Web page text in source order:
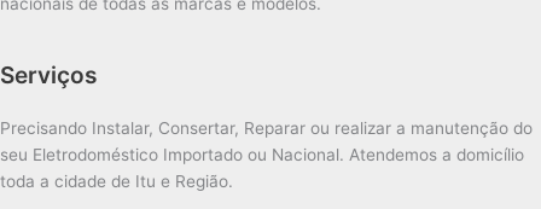
Serviços
Precisando Instalar, Consertar, Reparar ou realizar a manutenção do
seu Eletrodoméstico Importado ou Nacional. Atendemos a domicílio
toda a cidade de Itu e Região.